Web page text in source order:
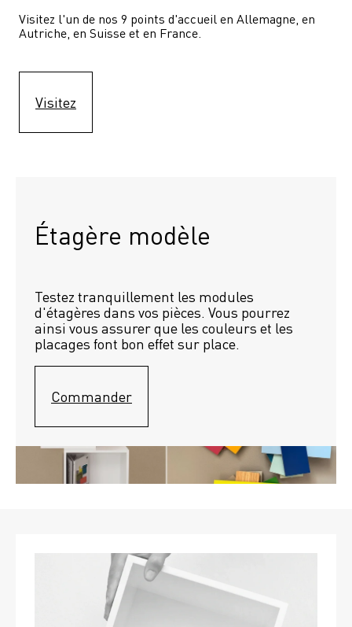
Visitez l'un de nos 9 points d'accueil en Allemagne, en
Autriche, en Suisse et en France.
Visitez
Étagère modèle
Testez tranquillement les modules
d'étagères dans vos pièces. Vous pourrez
ainsi vous assurer que les couleurs et les
placages font bon effet sur place.
Commander